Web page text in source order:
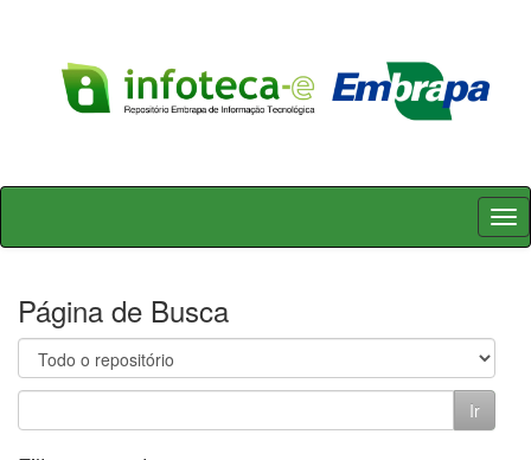
Skip
Página de Busca